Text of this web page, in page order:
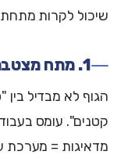
שיכול לקרות
1. מתח מצטבר
הגוף לא מבדיל
קטנים". עומס
מדאיגות =